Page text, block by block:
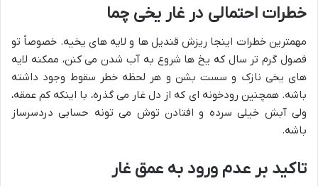
خطرات احتمالی در غار یخی چما
مهمترین خطرات اینجا ریزش قندیل ها و لایه های یخیه. خصوصاً تو
فصول گرم تر سال که یخ ها شروع به آب شدن می کنن، ممکنه لایه
های یخی نازک و سست بشن و هر لحظه خطر سقوط وجود داشته
باشه. همچنین رودخونه ای که از دل غار می گذره، با اینکه کم عمقه،
ولی آبش خیلی سرده و افتادن توش می تونه حسابی دردسرساز
باشه.
تاکید بر عدم ورود به عمق غار